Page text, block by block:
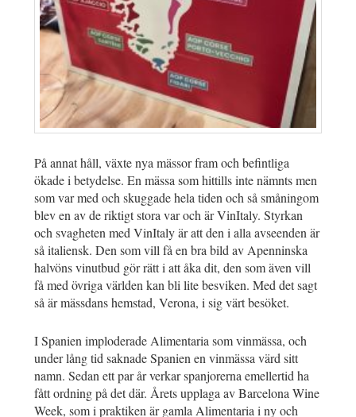
På annat håll, växte nya mässor fram och befintliga
ökade i betydelse. En mässa som hittills inte nämnts men
som var med och skuggade hela tiden och så småningom
blev en av de riktigt stora var och är VinItaly. Styrkan
och svagheten med VinItaly är att den i alla avseenden är
så italiensk. Den som vill få en bra bild av Apenninska
halvöns vinutbud gör rätt i att åka dit, den som även vill
få med övriga världen kan bli lite besviken. Med det sagt
så är mässdans hemstad, Verona, i sig värt besöket.
I Spanien imploderade Alimentaria som vinmässa, och
under lång tid saknade Spanien en vinmässa värd sitt
namn. Sedan ett par år verkar spanjorerna emellertid ha
fått ordning på det där. Årets upplaga av Barcelona Wine
Week, som i praktiken är gamla Alimentaria i ny och